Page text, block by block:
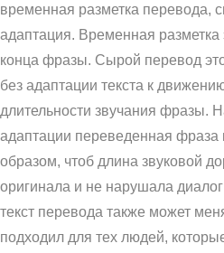
временная разметка перевода,
адаптация. Временная разметка
конца фразы. Сырой перевод
без адаптации текста к
длительности звучания фразы.
адаптации переведенная фраза
образом, чтоб длина звуковой
оригинала и не нарушала
текст перевода также может
подходил для тех людей,